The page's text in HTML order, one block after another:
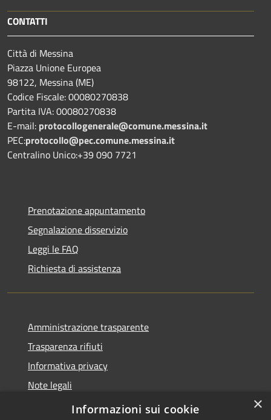
CONTATTI
Città di Messina
Piazza Unione Europea
98122, Messina (ME)
Codice Fiscale: 00080270838
Partita IVA: 00080270838
E-mail: protocollogenerale@comune.messina.it
PEC:protocollo@pec.comune.messina.it
Centralino Unico:+39 090 7721
Prenotazione appuntamento
Segnalazione disservizio
Leggi le FAQ
Richiesta di assistenza
Amministrazione trasparente
Trasparenza rifiuti
Informativa privacy
Note legali
Dichiarazione di accessibilità
×
Informazioni sui cookie